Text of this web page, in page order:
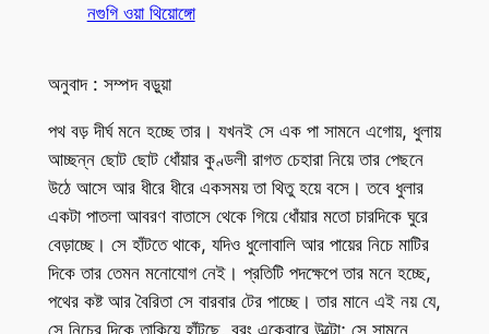
নগুগি ওয়া থিয়োঙ্গো
অনুবাদ : সম্পদ বড়ুয়া
পথ বড় দীর্ঘ মনে হচ্ছে তার। যখনই সে এক পা সামনে এগোয়, ধুলায়
আচ্ছন্ন ছোট ছোট ধোঁয়ার কুণ্ডলী রাগত চেহারা নিয়ে তার পেছনে
উঠে আসে আর ধীরে ধীরে একসময় তা থিতু হয়ে বসে। তবে ধুলার
একটা পাতলা আবরণ বাতাসে থেকে গিয়ে ধোঁয়ার মতো চারদিকে ঘুরে
বেড়াচ্ছে। সে হাঁটতে থাকে, যদিও ধুলোবালি আর পায়ের নিচে মাটির
দিকে তার তেমন মনোযোগ নেই। প্রতিটি পদক্ষেপে তার মনে হচ্ছে,
পথের কষ্ট আর বৈরিতা সে বারবার টের পাচ্ছে। তার মানে এই নয় যে,
সে নিচের দিকে তাকিয়ে হাঁটছে, বরং একেবারে উল্টো; সে সামনে